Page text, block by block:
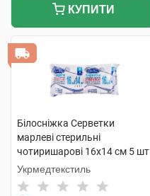
КУПИТИ
Білосніжка Серветки
марлеві стерильні
чотиришарові 16x14 cм 5 шт
Укрмедтекстиль